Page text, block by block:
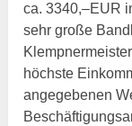
ca. 3340,–EUR
sehr große
höchste
angegebenen